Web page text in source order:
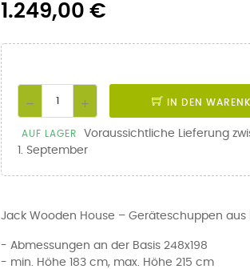
1.249,00 €
IN DEN
AUF LAGER
Voraussichtliche Lieferung
1. September
Jack Wooden House – Geräteschuppen
- Abmessungen an der Basis 248x198
- min. Höhe 183 cm, max. Höhe 215 cm